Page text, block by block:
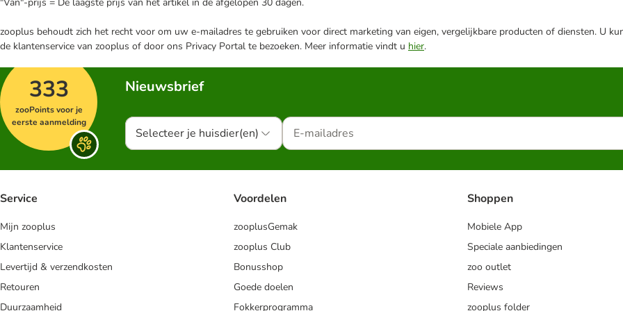
zooplus behoudt zich het recht voor om uw e-mailadres te gebruiken voor direct marketing van eigen, vergelijkbare producten of diensten. U
de klantenservice van zooplus of door ons Privacy Portal te bezoeken. Meer informatie vindt u hier.
333
zooPoints voor je
eerste aanmelding
Nieuwsbrief
Selecteer je huisdier(en)
Service
Mijn zooplus
Klantenservice
Levertijd & verzendkosten
Retouren
Duurzaamheid
Voordelen
zooplusGemak
zooplus Club
Bonusshop
Goede doelen
Fokkerprogramma
Shoppen
Mobiele App
Speciale aanbiedingen
zoo outlet
Reviews
zooplus folder